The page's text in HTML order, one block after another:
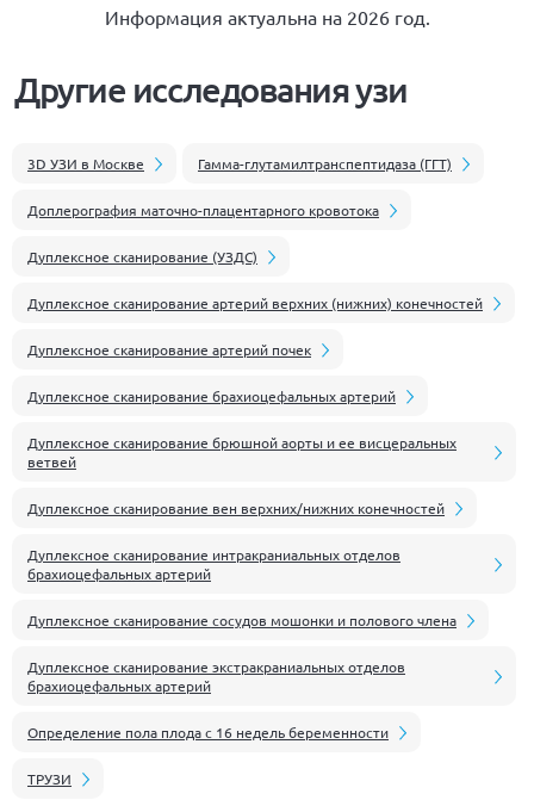
Информация актуальна на 2026 год.
Другие исследования узи
3D УЗИ в Москве Гамма-глутамилтранспептидаза (ГГТ)
Доплерография маточно-плацентарного кровотока
Дуплексное сканирование (УЗДС)
Дуплексное сканирование артерий верхних (нижних) конечностей
Дуплексное сканирование артерий почек
Дуплексное сканирование брахиоцефальных артерий
Дуплексное сканирование брюшной аорты и ее висцеральных
ветвей
Дуплексное сканирование вен верхних/нижних конечностей
Дуплексное сканирование интракраниальных отделов
брахиоцефальных артерий
Дуплексное сканирование сосудов мошонки и полового члена
Дуплексное сканирование экстракраниальных отделов
брахиоцефальных артерий
Определение пола плода с 16 недель беременности
ТРУЗИ